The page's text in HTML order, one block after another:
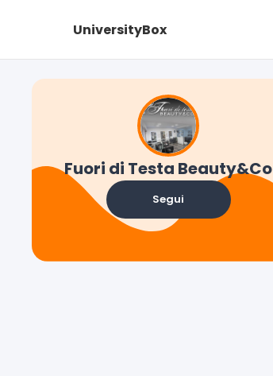
UniversityBox
Fuori di Testa Beauty&Co
Segui